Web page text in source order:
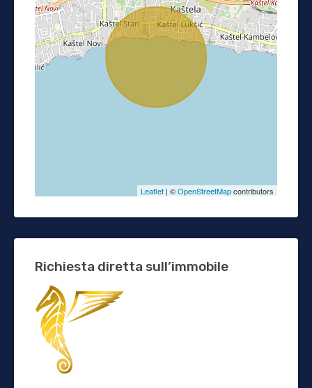
Leaflet | ©OpenStreetMapcontributors
Richiesta diretta sull’immobile